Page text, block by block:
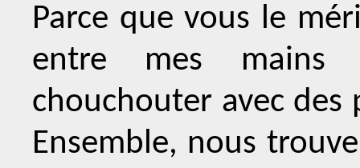
Parce que vous le
entre mes mains
chouchouter avec
Ensemble, nous